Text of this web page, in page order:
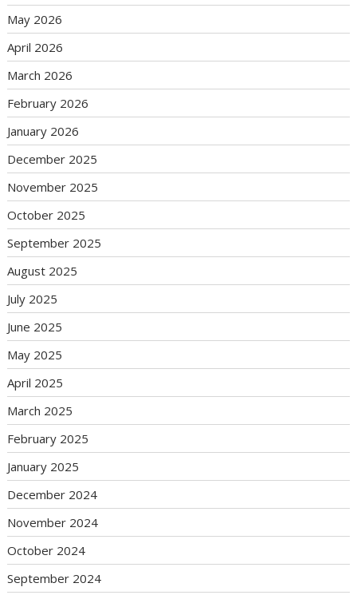
May 2026
April 2026
March 2026
February 2026
January 2026
December 2025
November 2025
October 2025
September 2025
August 2025
July 2025
June 2025
May 2025
April 2025
March 2025
February 2025
January 2025
December 2024
November 2024
October 2024
September 2024